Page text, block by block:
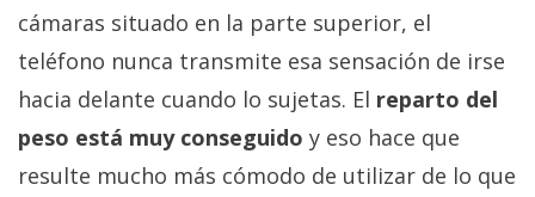
cámaras situado en la parte superior, el
teléfono nunca transmite esa sensación de irse
hacia delante cuando lo sujetas. El reparto del
peso está muy conseguido y eso hace que
resulte mucho más cómodo de utilizar de lo que